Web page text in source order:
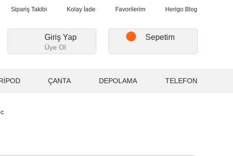
Sipariş Takibi Kolay İade Favorilerim Herigo Blog
Giriş Yap
Üye Ol
Sepetim
ÇANTA DEPOLAMA TELEFON
Kargo Ücretsiz... 2.000₺ ve Üzeri Alışverişlerde,